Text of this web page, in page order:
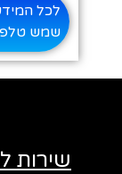
לכל
שמש
שירות